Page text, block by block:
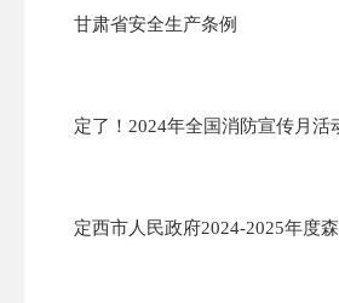
甘肃省安全生产条例
定了！2024年全国消防宣传月活